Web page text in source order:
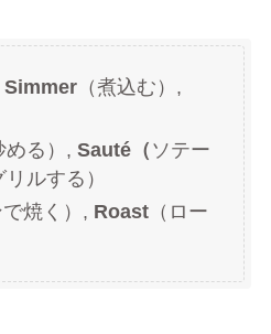
Simmer（煮込む）,
める）, Sauté（ ソテー
リルする）
焼く）, Roast（ロー